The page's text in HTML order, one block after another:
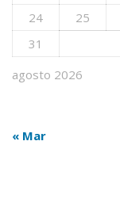
agosto 2026
24
25
31
« Mar